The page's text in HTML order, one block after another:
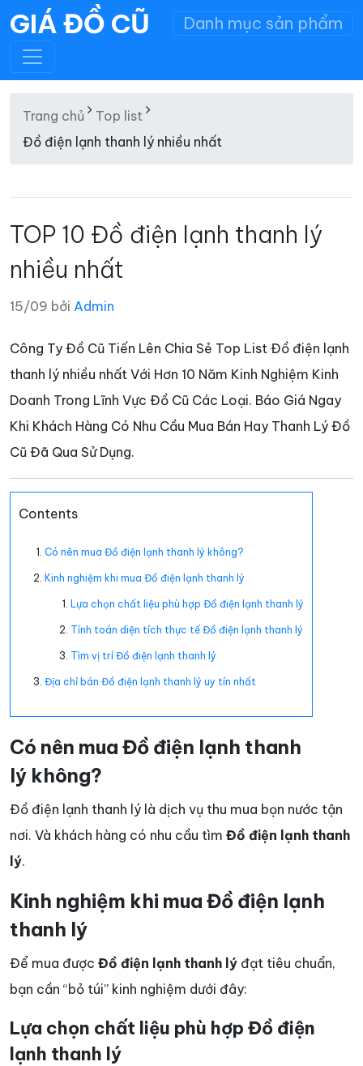
GIÁ ĐỒ CŨ Danh mục sản phẩm
Trang chủ
Top list
Đồ điện lạnh thanh lý nhiều nhất
TOP 10 Đồ điện lạnh thanh lý
nhiều nhất
15/09 bởi Admin
Công Ty Đồ Cũ Tiến Lên Chia Sẻ Top List Đồ điện lạnh
thanh lý nhiều nhất Với Hơn 10 Năm Kinh Nghiệm Kinh
Doanh Trong Lĩnh Vực Đồ Cũ Các Loại. Báo Giá Ngay
Khi Khách Hàng Có Nhu Cầu Mua Bán Hay Thanh Lý Đồ
Cũ Đã Qua Sử Dụng.
Contents
Có nên mua Đồ điện lạnh thanh lý không?
Kinh nghiệm khi mua Đồ điện lạnh thanh lý
Lựa chọn chất liệu phù hợp Đồ điện lạnh thanh lý
Tính toán diện tích thực tế Đồ điện lạnh thanh lý
Tìm vị trí Đồ điện lạnh thanh lý
Địa chỉ bán Đồ điện lạnh thanh lý uy tín nhất
Có nên mua Đồ điện lạnh thanh
lý không?
Đồ điện lạnh thanh lý là dịch vụ thu mua bọn nước tận
nơi. Và khách hàng có nhu cầu tìm Đồ điện lạnh thanh
lý.
Kinh nghiệm khi mua Đồ điện lạnh
thanh lý
Để mua được Đồ điện lạnh thanh lý đạt tiêu chuẩn,
bạn cần “bỏ túi” kinh nghiệm dưới đây:
Lựa chọn chất liệu phù hợp Đồ điện
lạnh thanh lý